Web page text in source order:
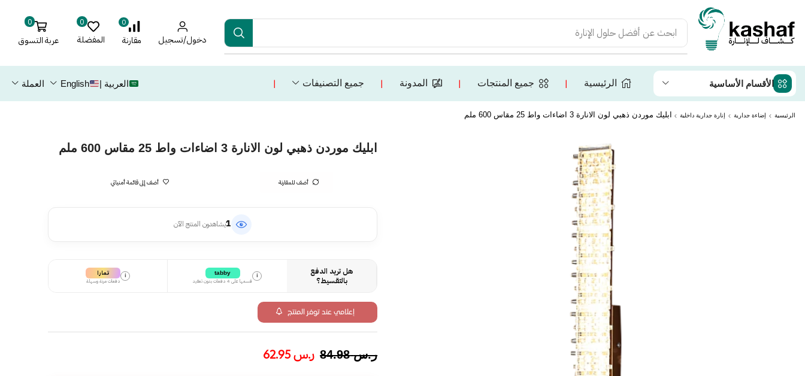
ابحث عن أفضل حلول الإنارة دخول/تسجيل
0
مقارنة
0
المفضلة
0
عربة التسوق
الأقسام الأساسية الرئيسية ❘ جميع المنتجات ❘ المدونة ❘ جميع التصنيفات ❘ العربية | English العملة
الرئيسية إضاءة جدارية إنارة جدارية داخلية ابليك موردن ذهبي لون الانارة 3 اضاءات واط 25 مقاس 600 ملم
ابليك موردن ذهبي لون الانارة 3 اضاءات واط 25 مقاس 600 ملم
أضف للمقارنة أضف إلى قائمة أمنياتي
1يشاهدون المنتج الآن
هل تريد الدفع
بالتقسيط؟
i
tabby
قسمها على 4 دفعات بدون تعقيد
i تمارا
دفعات مرنة وسهلة
إعلامي عند توفر المنتج
ر.س84.98 ر.س62.95